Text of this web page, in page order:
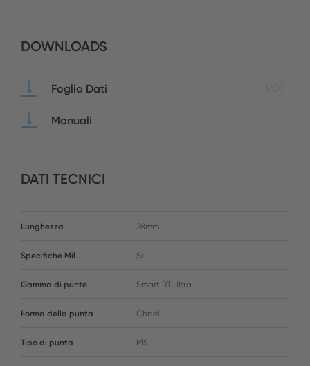
DOWNLOADS
Foglio Dati
Manuali
DATI TECNICI
Lunghezza 28mm
Specifiche Mil Sì
Gamma di punte Smart RT Ultra
Forma della punta Chisel
Tipo di punta MS